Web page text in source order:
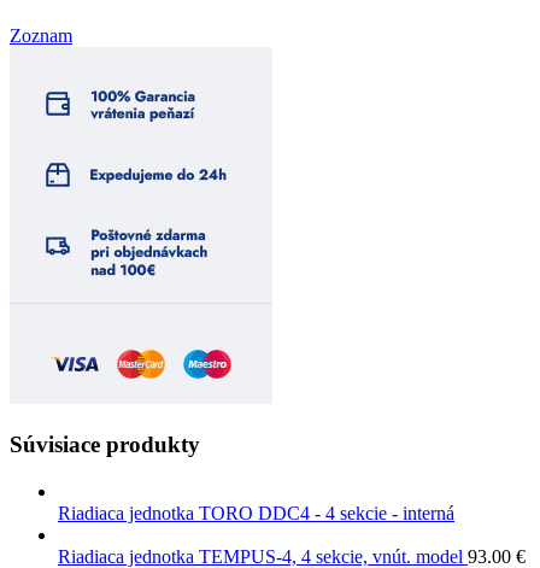
Zoznam
Súvisiace produkty
Riadiaca jednotka TORO DDC4 - 4 sekcie - interná
Riadiaca jednotka TEMPUS-4, 4 sekcie, vnút. model 93.00 €